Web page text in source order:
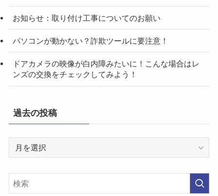
お知らせ：取り付け工事についてのお願い
パソコンが動かない？詐欺ツールに要注意！
ドアカメラの映像が白内障みたいに！こんな場合はレ
ンズの交換をチェックしてみよう！
過去の投稿
投
稿